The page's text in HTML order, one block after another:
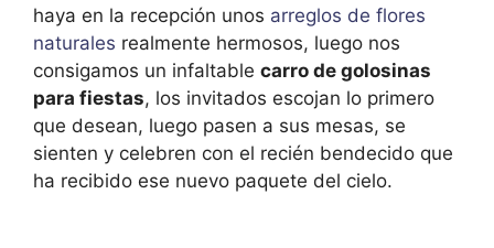
haya en la recepción unos arreglos de flores
naturales realmente hermosos, luego nos
consigamos un infaltable carro de golosinas
para fiestas, los invitados escojan lo primero
que desean, luego pasen a sus mesas, se
sienten y celebren con el recién bendecido que
ha recibido ese nuevo paquete del cielo.